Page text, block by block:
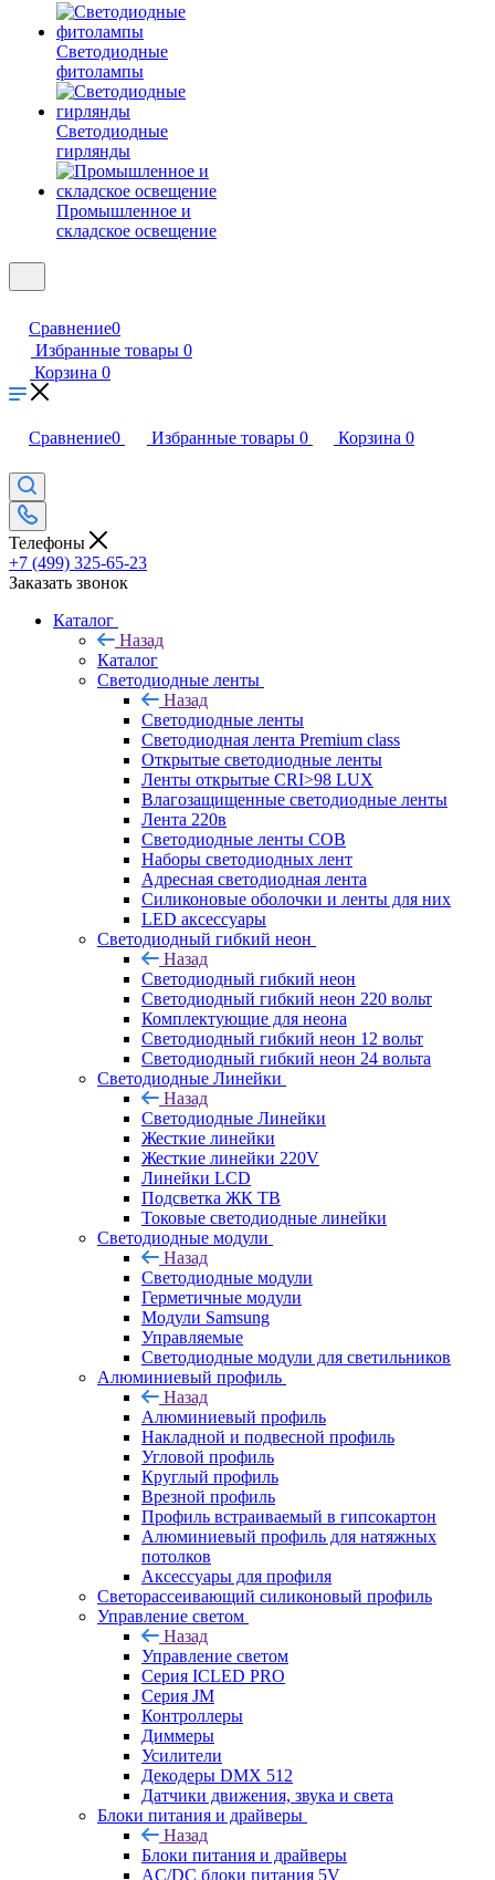
Светодиодные
фитолампы
Светодиодные
гирлянды
Промышленное и
складское освещение
Сравнение0
Избранные товары 0
Корзина 0
Сравнение0 Избранные товары 0 Корзина 0
Телефоны
+7 (499) 325-65-23
Заказать звонок
Каталог
Назад
Каталог
Светодиодные ленты
Назад
Светодиодные ленты
Светодиодная лента Premium class
Открытые светодиодные ленты
Ленты открытые CRI>98 LUX
Влагозащищенные светодиодные ленты
Лента 220в
Светодиодные ленты COB
Наборы светодиодных лент
Адресная светодиодная лента
Силиконовые оболочки и ленты для них
LED аксессуары
Светодиодный гибкий неон
Назад
Светодиодный гибкий неон
Светодиодный гибкий неон 220 вольт
Комплектующие для неона
Светодиодный гибкий неон 12 вольт
Светодиодный гибкий неон 24 вольта
Светодиодные Линейки
Назад
Светодиодные Линейки
Жесткие линейки
Жесткие линейки 220V
Линейки LCD
Подсветка ЖК ТВ
Токовые светодиодные линейки
Светодиодные модули
Назад
Светодиодные модули
Герметичные модули
Модули Samsung
Управляемые
Светодиодные модули для светильников
Алюминиевый профиль
Назад
Алюминиевый профиль
Накладной и подвесной профиль
Угловой профиль
Круглый профиль
Врезной профиль
Профиль встраиваемый в гипсокартон
Алюминиевый профиль для натяжных
потолков
Аксессуары для профиля
Светорассеивающий силиконовый профиль
Управление светом
Назад
Управление светом
Серия ICLED PRO
Серия JM
Контроллеры
Диммеры
Усилители
Декодеры DMX 512
Датчики движения, звука и света
Блоки питания и драйверы
Назад
Блоки питания и драйверы
AC/DC блоки питания 5V